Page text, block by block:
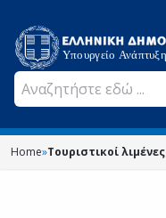
Home»Τουριστικοί λιμένες